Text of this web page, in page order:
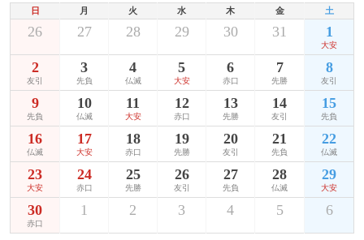
日 月 火 水 木 金 土
26 27 28 29 30 31 1
大安
2
友引
3
先負
4
仏滅
5
大安
6
赤口
7
先勝
8
友引
9
先負
10
仏滅
11
大安
12
赤口
13
先勝
14
友引
15
先負
16
仏滅
17
大安
18
赤口
19
先勝
20
友引
21
先負
22
仏滅
23
大安
24
赤口
25
先勝
26
友引
27
先負
28
仏滅
29
大安
30
赤口
1 2 3 4 5 6